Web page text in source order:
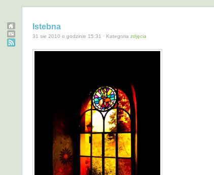
Istebna
31 sie 2010 o godzinie 15:31 · Kategoria zdjęcia